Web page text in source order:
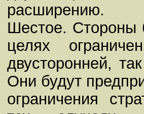
расширению.
Шестое. Стороны
целях
двусторонней,
Они будут
ограничения